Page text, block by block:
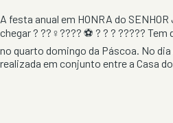
A festa anual em HONRA do
chegar ? ??‍♀️???? ⚽️ ? ? ? ?????
no quarto domingo da Páscoa. No
realizada em conjunto entre a Casa